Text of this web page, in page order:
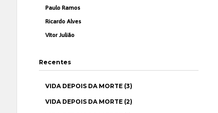
Paulo Ramos
Ricardo Alves
Vítor Julião
Recentes
VIDA DEPOIS DA MORTE (3)
VIDA DEPOIS DA MORTE (2)